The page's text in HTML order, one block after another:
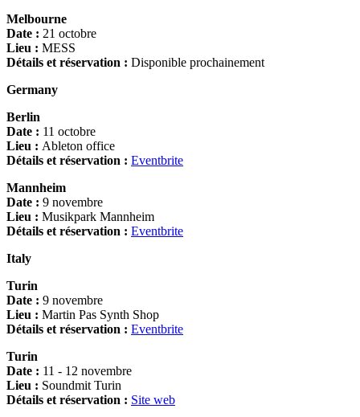
Melbourne
Date : 21 octobre
Lieu : MESS
Détails et réservation : Disponible prochainement
Germany
Berlin
Date : 11 octobre
Lieu : Ableton office
Détails et réservation : Eventbrite
Mannheim
Date : 9 novembre
Lieu : Musikpark Mannheim
Détails et réservation : Eventbrite
Italy
Turin
Date : 9 novembre
Lieu : Martin Pas Synth Shop
Détails et réservation : Eventbrite
Turin
Date : 11 - 12 novembre
Lieu : Soundmit Turin
Détails et réservation : Site web